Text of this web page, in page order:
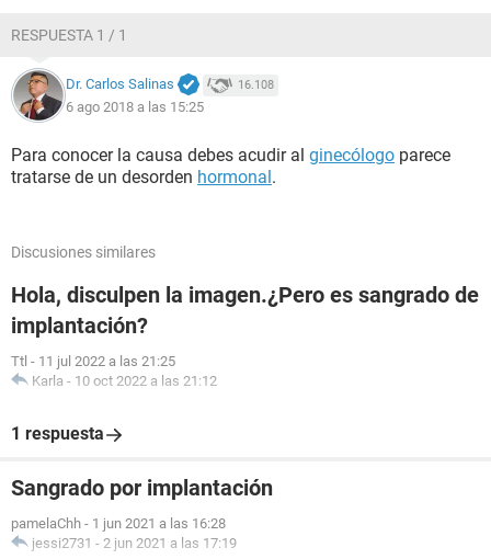
RESPUESTA 1 / 1
Dr. Carlos Salinas 16.108
6 ago 2018 a las 15:25
Para conocer la causa debes acudir al ginecólogo parece
tratarse de un desorden hormonal.
Discusiones similares
Hola, disculpen la imagen.¿Pero es sangrado de
implantación?
Ttl - 11 jul 2022 a las 21:25
Karla - 10 oct 2022 a las 21:12
1 respuesta
Sangrado por implantación
pamelaChh - 1 jun 2021 a las 16:28
jessi2731 - 2 jun 2021 a las 17:19